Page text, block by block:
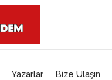
Yazarlar Bize Ulaşın